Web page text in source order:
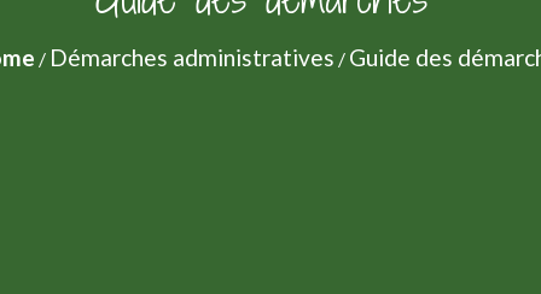
/ Démarches administratives / Guide des